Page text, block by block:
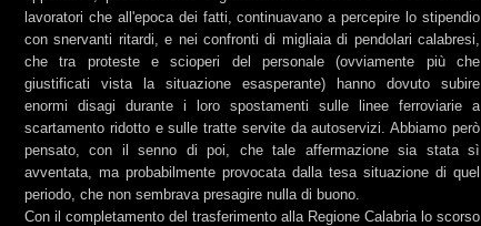
lavoratori che all'epoca dei fatti, continuavano a percepire lo stipendio
con snervanti ritardi, e nei confronti di migliaia di pendolari calabresi,
che tra proteste e scioperi del personale (ovviamente più che
giustificati vista la situazione esasperante) hanno dovuto subire
enormi disagi durante i loro spostamenti sulle linee ferroviarie a
scartamento ridotto e sulle tratte servite da autoservizi. Abbiamo però
pensato, con il senno di poi, che tale affermazione sia stata sì
avventata, ma probabilmente provocata dalla tesa situazione di quel
periodo, che non sembrava presagire nulla di buono.
Con il completamento del trasferimento alla Regione Calabria lo scorso